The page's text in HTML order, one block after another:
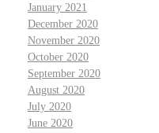
January 2021
December 2020
November 2020
October 2020
September 2020
August 2020
July 2020
June 2020